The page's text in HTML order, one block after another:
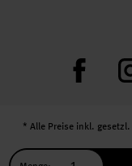
* Alle Preise inkl.
** Jede:r Abonnent:in